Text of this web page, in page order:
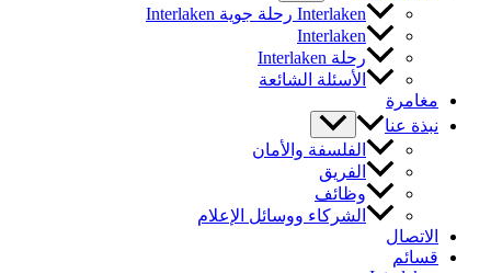
Interlaken رحلة جوية Interlaken
Interlaken
رحلة Interlaken
الأسئلة الشائعة
مغامرة
نبذة عنا
الفلسفة والأمان
الفريق
وظائف
الشركاء ووسائل الإعلام
الاتصال
قسائم